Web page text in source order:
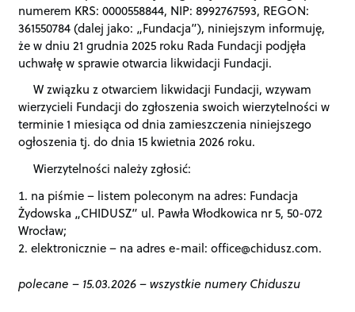
numerem KRS: 0000558844, NIP: 8992767593, REGON:
361550784 (dalej jako: „Fundacja”), niniejszym informuję,
że w dniu 21 grudnia 2025 roku Rada Fundacji podjęła
uchwałę w sprawie otwarcia likwidacji Fundacji.
W związku z otwarciem likwidacji Fundacji, wzywam
wierzycieli Fundacji do zgłoszenia swoich wierzytelności w
terminie 1 miesiąca od dnia zamieszczenia niniejszego
ogłoszenia tj. do dnia 15 kwietnia 2026 roku.
Wierzytelności należy zgłosić:
na piśmie – listem poleconym na adres: Fundacja
Żydowska „CHIDUSZ” ul. Pawła Włodkowica nr 5, 50-072
Wrocław;
elektronicznie – na adres e-mail: office@chidusz.com.
polecane 15.03.2026–wszystkie numery Chiduszu